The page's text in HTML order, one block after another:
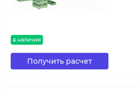
в наличии
Получить расчет